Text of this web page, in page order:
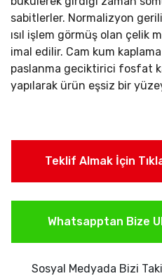
sabitlerler. Normalizyon
ısıl işlem görmüş olan çelik
imal edilir. Cam kum
paslanma geciktirici fosfat
yapılarak ürün eşsiz bir
Teklif Almak İçin
Whatsapptan Bize
Sosyal Medyada Bizi